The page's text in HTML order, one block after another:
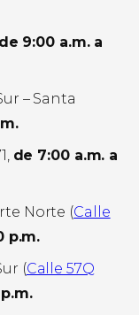
de 9:00 a.m. a
– Santa
de 7:00 a.m. a
Norte (Calle
p.m.
(Calle 57Q